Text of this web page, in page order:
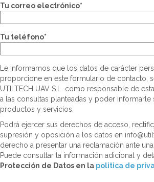
Tu correo electrónico*
Tu teléfono*
Le informamos que los datos de carácter
proporcione en este formulario de contacto,
UTILTECH UAV S.L. como responsable de
a las consultas planteadas y poder informarle
productos y servicios.
Podrá ejercer sus derechos de acceso,
supresión y oposición a los datos en
derecho a presentar una reclamación ante
Puede consultar la información adicional y
Protección de Datos en la politica de